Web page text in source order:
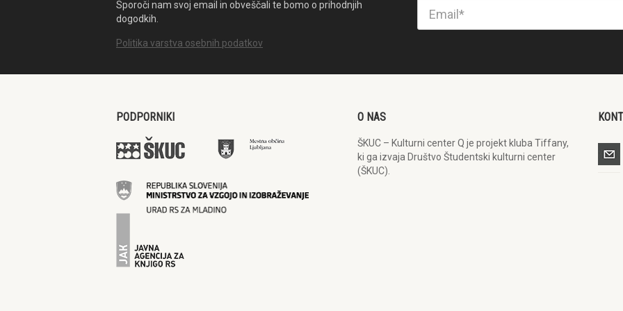
Sporoči nam svoj email in obveščali te bomo o prihodnjih
dogodkih.
Politika varstva osebnih podatkov
PODPORNIKI O NAS
ŠKUC – Kulturni center Q je projekt kluba Tiffany,
ki ga izvaja Društvo Študentski kulturni center
(ŠKUC).